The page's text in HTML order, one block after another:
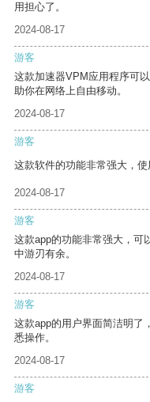
用担心了。
2024-08-17
游客
这款加速器VPM应用程序可
助你在网络上自由移动。
2024-08-17
游客
这款软件的功能非常强大，使
2024-08-17
游客
这款app的功能非常强大，可
中游刃有余。
2024-08-17
游客
这款app的用户界面简洁明了
悉操作。
2024-08-17
游客